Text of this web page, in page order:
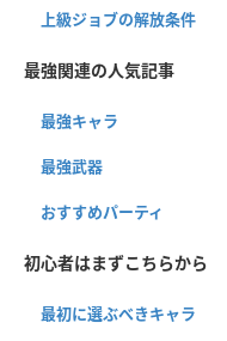
上級ジョブの解放条件
最強関連の人気記事
最強キャラ
最強武器
おすすめパーティ
初心者はまずこちらから
最初に選ぶべきキャラ